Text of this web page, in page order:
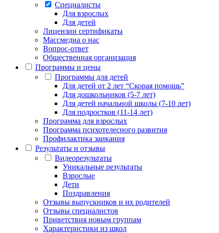
Специалисты
Для взрослых
Для детей
Лицензии сертификаты
Массмедиа о нас
Вопрос-ответ
Общественная организация
Программы и цены
Программы для детей
Для детей от 2 лет “Скорая помощь”
Для дошкольников (5-7 лет)
Для детей начальной школы (7-10 лет)
Для подростков (11-14 лет)
Программа для взрослых
Программа психотелесного развития
Профилактика заикания
Результаты и отзывы
Видеорезультаты
Уникальные результаты
Взрослые
Дети
Поздравления
Отзывы выпускников и их родителей
Отзывы специалистов
Приветствия новым группам
Характеристики из школ